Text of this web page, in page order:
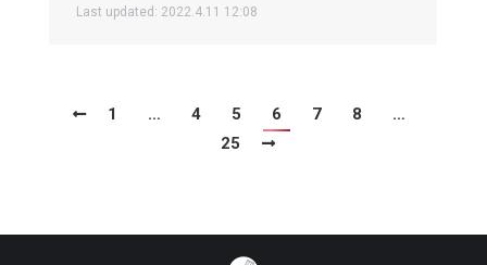
Last updated: 2022.4.11 12:08
1 … 4 5 6 7 8
…
25